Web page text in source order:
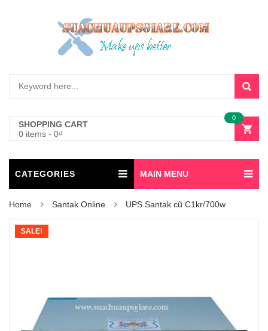
SHOPPING CART
0 items - 0₫
0
CATEGORIES MAIN MENU
Home Santak Online UPS Santak cũ C1kr/700w
SALE!